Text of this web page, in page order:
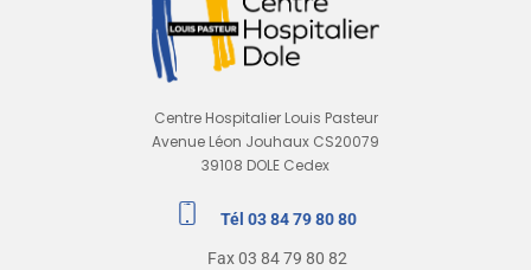
Centre Hospitalier Louis Pasteur
Avenue Léon Jouhaux CS20079
39108 DOLE Cedex
Tél 03 84 79 80 80
Fax 03 84 79 80 82